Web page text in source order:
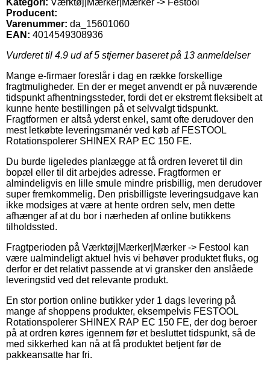
Producent:
Varenummer: da_15601060
EAN: 4014549308936
Vurderet til 4.9 ud af 5 stjerner baseret på 13 anmeldelser
Mange e-firmaer foreslår i dag en række forskellige
fragtmuligheder. En der er meget anvendt er på nuværende
tidspunkt afhentningssteder, fordi det er ekstremt fleksibelt at
kunne hente bestillingen på et selvvalgt tidspunkt.
Fragtformen er altså yderst enkel, samt ofte derudover den
mest letkøbte leveringsmanér ved køb af FESTOOL
Rotationspolerer SHINEX RAP EC 150 FE.
Du burde ligeledes planlægge at få ordren leveret til din
bopæl eller til dit arbejdes adresse. Fragtformen er
almindeligvis en lille smule mindre prisbillig, men derudover
super fremkommelig. Den prisbilligste leveringsudgave kan
ikke modsiges at være at hente ordren selv, men dette
afhænger af at du bor i nærheden af online butikkens
tilholdssted.
Fragtperioden på Værktøj|Mærker|Mærker -> Festool kan
være ualmindeligt aktuel hvis vi behøver produktet fluks, og
derfor er det relativt passende at vi gransker den anslåede
leveringstid ved det relevante produkt.
En stor portion online butikker yder 1 dags levering på
mange af shoppens produkter, eksempelvis FESTOOL
Rotationspolerer SHINEX RAP EC 150 FE, der dog beroer
på at ordren køres igennem før et besluttet tidspunkt, så de
med sikkerhed kan nå at få produktet betjent før de
pakkeansatte har fri.